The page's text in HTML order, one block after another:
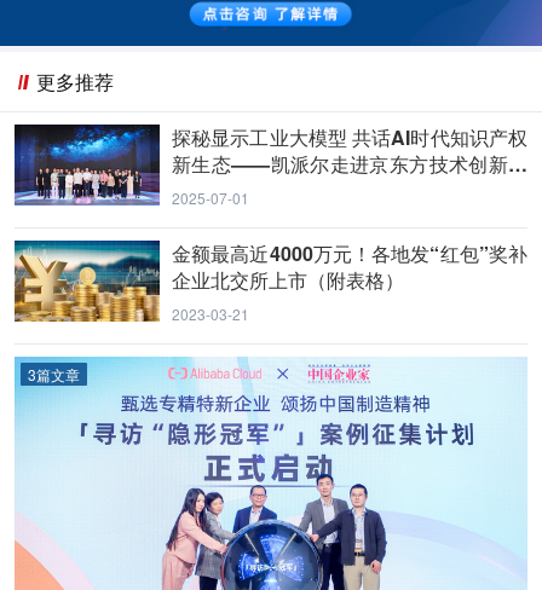
更多推荐
探秘显示工业大模型 共话AI时代知识产权
新生态——凯派尔走进京东方技术创新中
心
2025-07-01
金额最高近4000万元！各地发“红包”奖补
企业北交所上市（附表格）
2023-03-21
3篇文章